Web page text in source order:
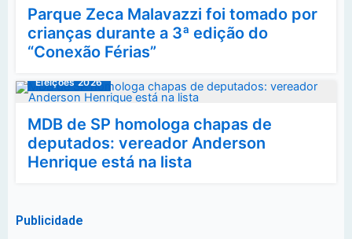
Parque Zeca Malavazzi foi tomado por
crianças durante a 3ª edição do
“Conexão Férias”
Eleições 2026
MDB de SP homologa chapas de
deputados: vereador Anderson
Henrique está na lista
Publicidade